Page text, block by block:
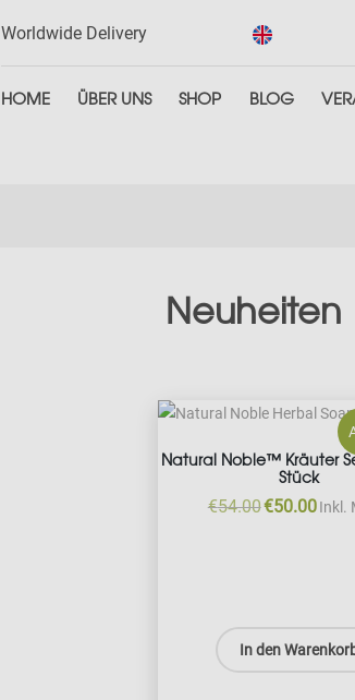
Worldwide Delivery
HOME ÜBER UNS SHOP BLOG
Neuheiten
Natural Noble™ Kräuter
Stück
€54.00Original
€50.00Current
Inkl.
In den